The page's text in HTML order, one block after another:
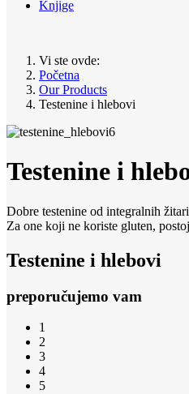
Knjige
Vi ste ovde:
Početna
Our Products
Testenine i hlebovi
Testenine i
Dobre testenine od integralnih
Za one koji ne koriste gluten,
Testenine i hlebovi
preporučujemo vam
1
2
3
4
5